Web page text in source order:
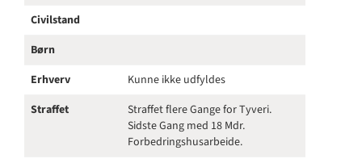
Civilstand
Børn
Erhverv
Kunne ikke udfyldes
Straffet
Straffet flere Gange for Tyveri.
Sidste Gang med 18 Mdr.
Forbedringshusarbeide.